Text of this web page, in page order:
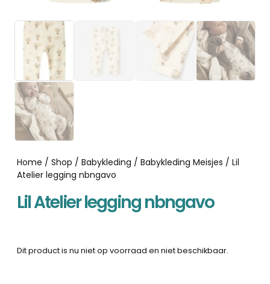
Home / Shop / Babykleding / Babykleding Meisjes / Lil
Atelier legging nbngavo
Lil Atelier legging nbngavo
Dit product is nu niet op voorraad en niet beschikbaar.